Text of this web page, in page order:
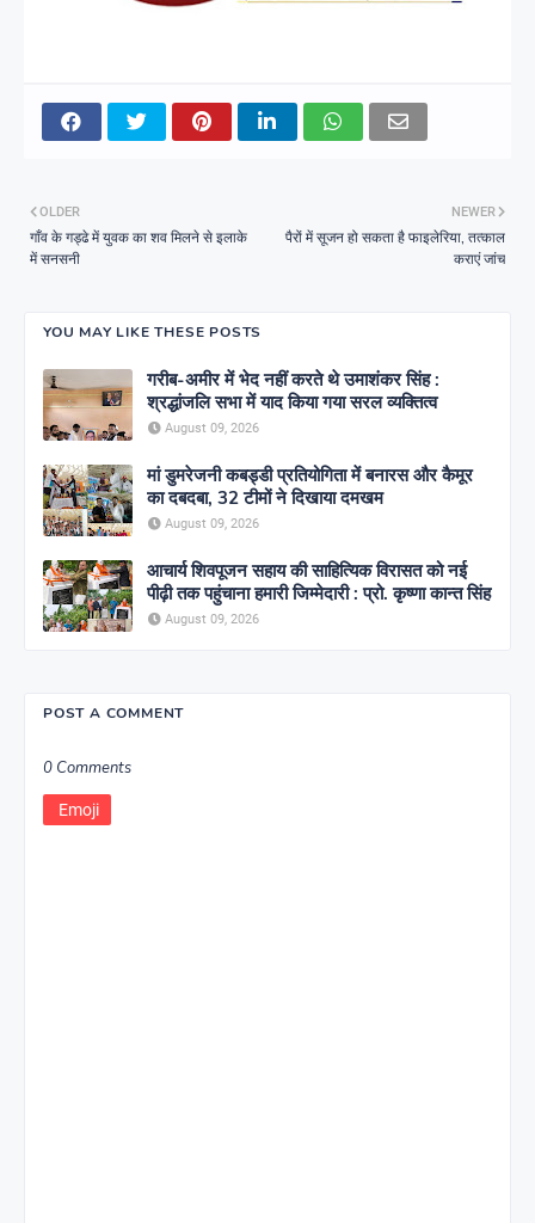
NEWER
पैरों में सूजन हो सकता है फाइलेरिया, तत्काल
कराएं जांच
OLDER
गाँव के गड्ढे में युवक का शव मिलने से इलाके
में सनसनी
YOU MAY LIKE THESE POSTS
गरीब-अमीर में भेद नहीं करते थे उमाशंकर सिंह :
श्रद्धांजलि सभा में याद किया गया सरल व्यक्तित्व
August 09, 2026
मां डुमरेजनी कबड्डी प्रतियोगिता में बनारस और कैमूर
का दबदबा, 32 टीमों ने दिखाया दमखम
August 09, 2026
आचार्य शिवपूजन सहाय की साहित्यिक विरासत को नई
पीढ़ी तक पहुंचाना हमारी जिम्मेदारी : प्रो. कृष्णा कान्त सिंह
August 09, 2026
POST A COMMENT
0 Comments
Emoji